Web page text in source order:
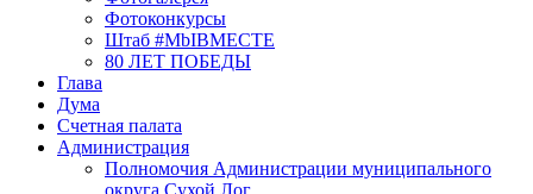
Фотоконкурсы
Штаб #MbIBMECTE
80 ЛЕТ ПОБЕДЫ
Глава
Дума
Счетная палата
Администрация
Полномочия Администрации муниципального
округа Сухой Лог